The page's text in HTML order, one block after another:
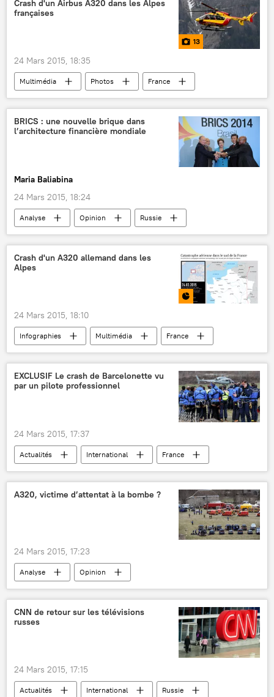
Crash d'un Airbus A320 dans les Alpes
françaises
13
24 Mars 2015, 18:35
Multimédia Photos
France
Germanwings
Airbus A320
crash d'avion
Crash de l'Airbus A320 de Germanwings
BRICS : une nouvelle brique dans
l’architecture financière mondiale
Maria Baliabina
24 Mars 2015, 18:24
Analyse Opinion
Russie
BRICS
Fonds monétaire international (FMI)
Nouvelle banque de développement (NDB)
Crash d'un A320 allemand dans les
Alpes
24 Mars 2015, 18:10
Infographies Multimédia
France
Germanwings
Airbus A320
crash d'avion
Crash de l'Airbus A320 de Germanwings
EXCLUSIF Le crash de Barcelonette vu
par un pilote professionnel
24 Mars 2015, 17:37
Actualités International
France
Peter Brandl
Germanwings
Airbus A320
crash d'avion
A320, victime d’attentat à la bombe ?
24 Mars 2015, 17:23
Analyse
Opinion
Crash de l'Airbus A320 de Germanwings
Allemagne
France
Gilles Arnaud
CNN de retour sur les télévisions
russes
24 Mars 2015, 17:15
Actualités International Russie